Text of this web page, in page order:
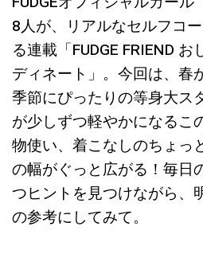
8人が、リアルなセルフコ
る連載「FUDGE FRIEND
ディネート」。今回は、春
季節にぴったりの等身大ス
が少しずつ軽やかになるこ
物使い、着こなしのちょっ
の幅がぐっと広がる！毎日
つヒントを見つけながら、
の参考にしてみて。